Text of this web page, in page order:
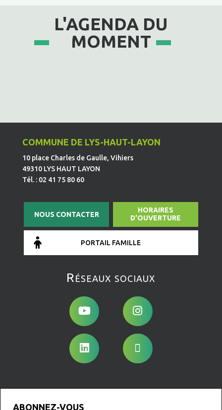
L'AGENDA DU
MOMENT
COMMUNE DE LYS-HAUT-LAYON
10 place Charles de Gaulle, Vihiers
49310 LYS HAUT LAYON
Tél. : 02 41 75 80 60
NOUS CONTACTER
HORAIRES
D'OUVERTURE
PORTAIL FAMILLE
Réseaux sociaux
ABONNEZ-VOUS